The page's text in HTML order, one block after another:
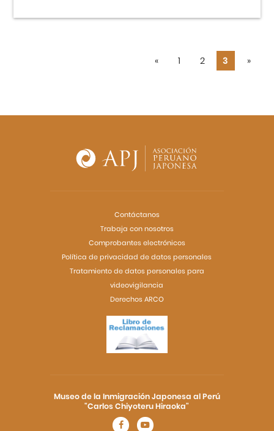
« 1 2 3 »
Museo de la Inmigración Japonesa al Perú
"Carlos Chiyoteru Hiraoka"
Contáctanos
Trabaja con nosotros
Comprobantes electrónicos
Política de privacidad de datos personales
Tratamiento de datos personales para
videovigilancia
Derechos ARCO